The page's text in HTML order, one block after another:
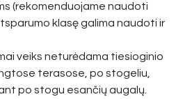
(rekomenduojame naudoti
klasę galima naudoti ir
veiks neturėdama tiesioginio
terasose, po stogeliu,
po stogu esančių augalų.